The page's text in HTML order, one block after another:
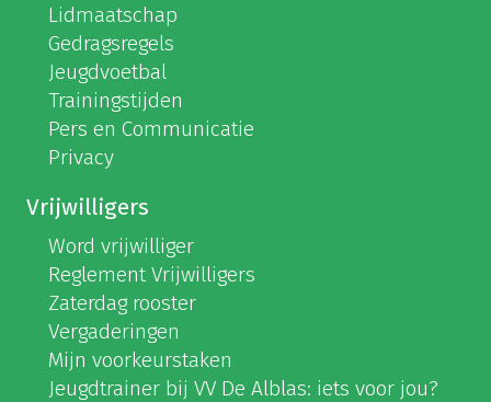
Lidmaatschap
Gedragsregels
Jeugdvoetbal
Trainingstijden
Pers en Communicatie
Privacy
Vrijwilligers
Word vrijwilliger
Reglement Vrijwilligers
Zaterdag rooster
Vergaderingen
Mijn voorkeurstaken
Jeugdtrainer bij VV De Alblas: iets voor jou?